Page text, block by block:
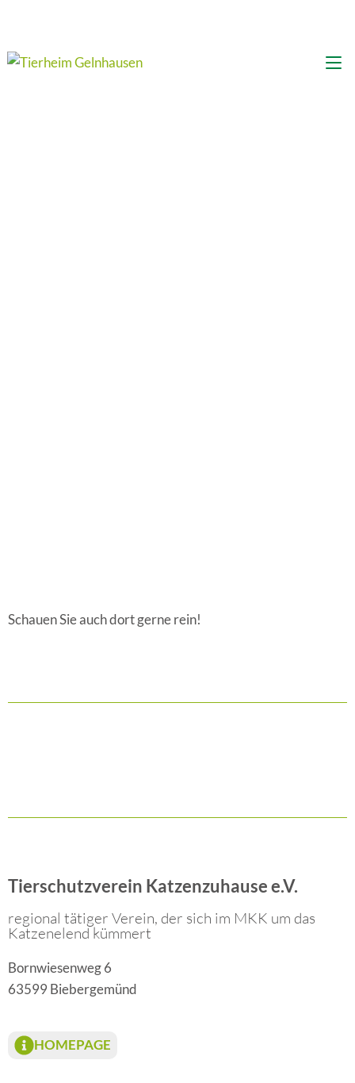
Schauen Sie auch dort gerne rein!
Tierschutzverein Katzenzuhause e.V.
regional tätiger Verein, der sich im MKK um das
Katzenelend kümmert
Bornwiesenweg 6
63599 Biebergemünd
HOMEPAGE